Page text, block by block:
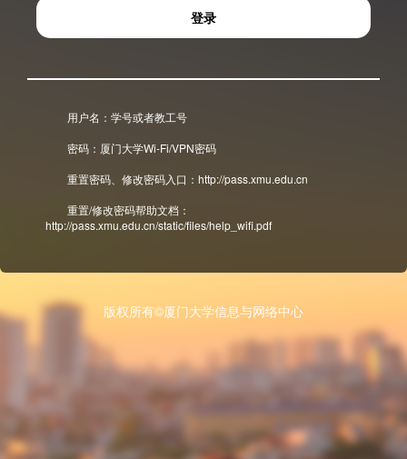
登录
用户名：学号或者教工号
密码：厦门大学Wi-Fi/VPN密码
重置密码、修改密码入口：http://pass.xmu.edu.cn
重置/修改密码帮助文档：
http://pass.xmu.edu.cn/static/files/help_wifi.pdf
版权所有©厦门大学信息与网络中心